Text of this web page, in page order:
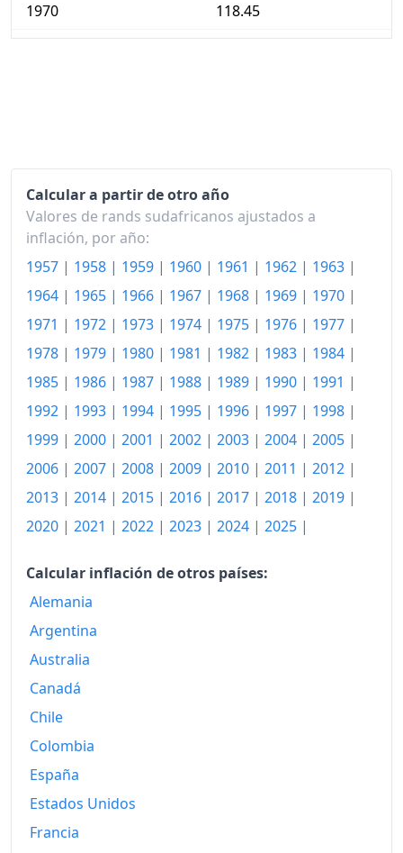
1970
118.45
1975
185.24
1976
1977
228.58
1978
254.04
1979
287.81
1980
327.12
1981
377.02
432.22
1983
485.39
1984
541.34
1985
629.55
1986
1987
1989
1990
1991
1992
Calcular a partir de otro año
Valores de rands sudafricanos ajustados a
inflación, por año:
1957 | 1958 | 1959 | 1960 | 1961 | 1962 | 1963 |
1964 | 1965 | 1966 | 1967 | 1968 | 1969 | 1970 |
1971 | 1972 | 1973 | 1974 | 1975 | 1976 | 1977 |
1978 | 1979 | 1980 | 1981 | 1982 | 1983 | 1984 |
1985 | 1986 | 1987 | 1988 | 1989 | 1990 | 1991 |
1992 | 1993 | 1994 | 1995 | 1996 | 1997 | 1998 |
1999 | 2000 | 2001 | 2002 | 2003 | 2004 | 2005 |
2006 | 2007 | 2008 | 2009 | 2010 | 2011 | 2012 |
2013 | 2014 | 2015 | 2016 | 2017 | 2018 | 2019 |
2020 | 2021 | 2022 | 2023 | 2024 | 2025 |
Calcular inflación de otros países:
Alemania
Argentina
Australia
Canadá
Chile
Colombia
España
Estados Unidos
Francia